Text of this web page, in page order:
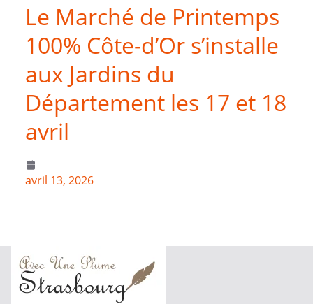
Le Marché de Printemps
100% Côte-d’Or s’installe
aux Jardins du
Département les 17 et 18
avril
avril 13, 2026